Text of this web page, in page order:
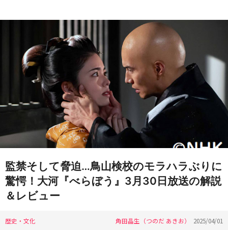
監禁そして脅迫…鳥山検校のモラハラぶりに
驚愕！大河『べらぼう』3月30日放送の解説
＆レビュー
歴史・文化 角田晶生（つのだ あきお） 2025/04/01